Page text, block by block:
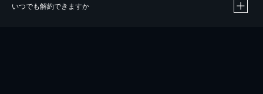
いつでも解約できますか